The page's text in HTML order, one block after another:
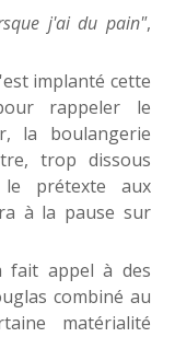
j'ai du pain",
implanté cette
rappeler le
la boulangerie
trop dissous
le prétexte aux
à la pause sur
fait appel à des
combiné au
matérialité